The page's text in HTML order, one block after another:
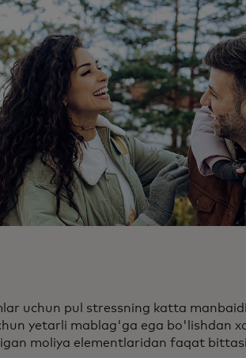
uchun pul stressning katta
yetarli mablag'ga ega bo'lishdan
moliya elementlaridan faqat